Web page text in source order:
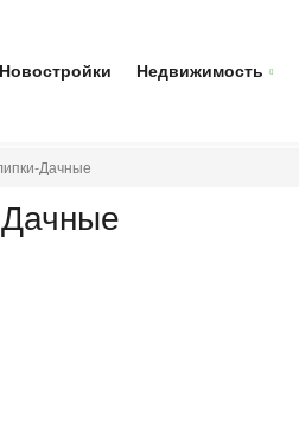
Новостройки Недвижимость
Дачные